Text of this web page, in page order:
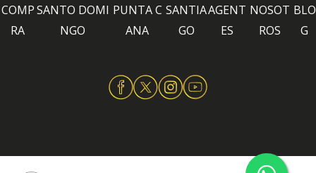
COMP
RA
SANTO DOMI
NGO
PUNTA C
ANA
SANTIA
GO
AGENT
ES
NOSOT
ROS
BLO
G